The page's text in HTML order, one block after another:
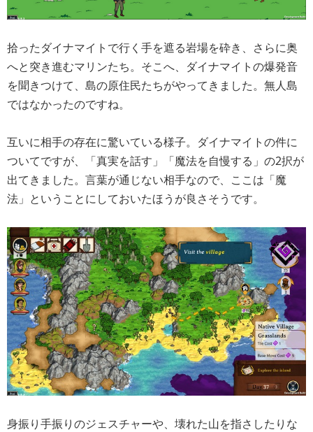
拾ったダイナマイトで行く手を遮る岩場を砕き、さらに奥
へと突き進むマリンたち。そこへ、ダイナマイトの爆発音
を聞きつけて、島の原住民たちがやってきました。無人島
ではなかったのですね。
互いに相手の存在に驚いている様子。ダイナマイトの件に
ついてですが、「真実を話す」「魔法を自慢する」の2択が
出てきました。言葉が通じない相手なので、ここは「魔
法」ということにしておいたほうが良さそうです。
身振り手振りのジェスチャーや、壊れた山を指さしたりな